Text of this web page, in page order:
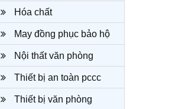
Hóa chất
May đồng phục bảo hộ
công tyNội thất văn phòng
Thiết bị an toàn pccc
Thiết bị văn phòng